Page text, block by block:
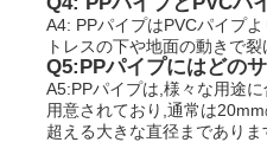
A4: PPパイプはPVCパイプ
トレスの下や地面の動きで裂
Q5:PPパイプにはどの
A5:PPパイプは,様々な用途
用意されており,通常は
超える大きな直径までありま